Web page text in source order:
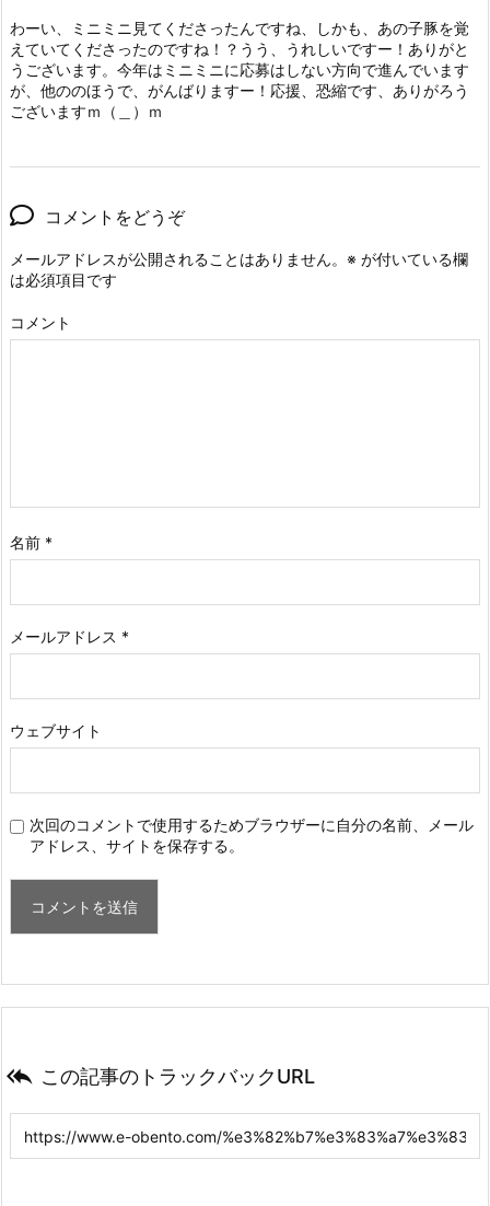
わーい、ミニミニ見てくださったんですね、しかも、あの子豚を覚
えていてくださったのですね！？うう、うれしいですー！ありがと
うございます。今年はミニミニに応募はしない方向で進んでいます
が、他ののほうで、がんばりますー！応援、恐縮です、ありがろう
ございますｍ（＿）ｍ
コメントをどうぞ
メールアドレスが公開されることはありません。 ※ が付いている欄
は必須項目です
コメント
名前 *
メールアドレス *
ウェブサイト
次回のコメントで使用するためブラウザーに自分の名前、メール
アドレス、サイトを保存する。
 この記事のトラックバックURL